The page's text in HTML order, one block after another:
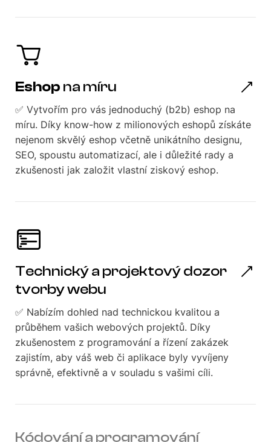
Eshop na míru
✅ Vytvořím pro vás jednoduchý (b2b) eshop na
míru. Díky know-how z milionových eshopů získáte
nejenom skvělý eshop včetně unikátního designu,
SEO, spoustu automatizací, ale i důležité rady a
zkušenosti jak založit vlastní ziskový eshop.
Technický a projektový dozor
tvorby webu
✅ Nabízím dohled nad technickou kvalitou a
průběhem vašich webových projektů. Díky
zkušenostem z programování a řízení zakázek
zajistím, aby váš web či aplikace byly vyvíjeny
správně, efektivně a v souladu s vašimi cíli.
Kódování a programování